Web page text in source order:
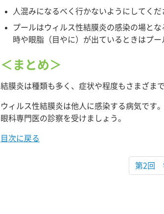
人混みになるべく行かないようにしてくだ
プールはウィルス性結膜炎の感染の場と
時や眼脂（目やに）が出ているときはプー
＜まとめ＞
結膜炎は種類も多く、症状や程度もさまざまで
ウィルス性結膜炎は他人に感染する病気です
眼科専門医の診察を受けましょう。
目次に戻る
第2回